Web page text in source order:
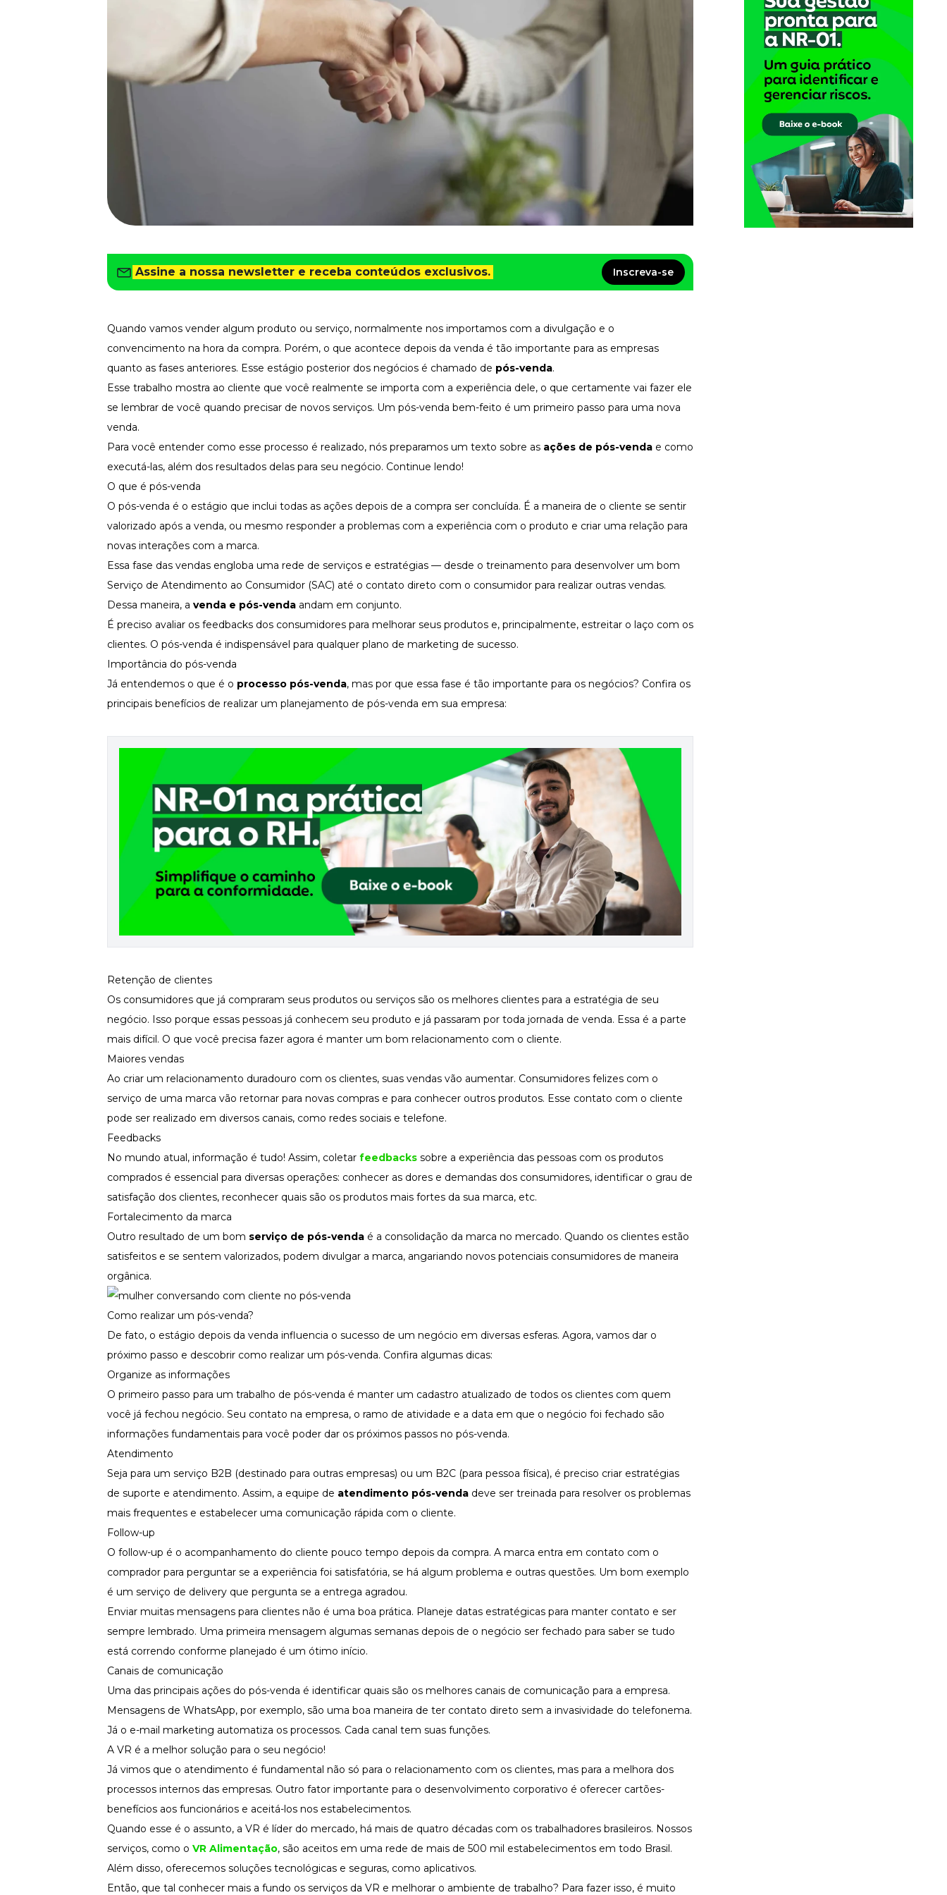
Saiba como gerenciar o seu dinheiro
Imprensa
VR na Imprensa
Todos os Cursos
Explore o nosso acervo
Departamento Pessoal
Para simplificar os processos
Eleve os resultados da organização
Gestão de Pessoas e Liderança
Capacitação com especialistas
Fortaleça a cultura organizacional
Treinamento de Produto
Materiais Gratuitos
Materiais Gratuitos
Todos os Materiais Gratuitos
Confira nossos materiais
Aprofunde seu conhecimento
Ferramentas e Templates
Infográfico
Conteúdo prático e rápido
Materiais centralizados
Newsletters
Assine a nossa newsletter e receba conteúdos exclusivos. Inscreva-se
Quando vamos vender algum produto ou serviço, normalmente nos importamos com a divulgação e o
convencimento na hora da compra. Porém, o que acontece depois da venda é tão importante para as empresas
quanto as fases anteriores. Esse estágio posterior dos negócios é chamado de pós-venda.
Esse trabalho mostra ao cliente que você realmente se importa com a experiência dele, o que certamente vai fazer ele
se lembrar de você quando precisar de novos serviços. Um pós-venda bem-feito é um primeiro passo para uma nova
venda.
Para você entender como esse processo é realizado, nós preparamos um texto sobre as ações de pós-venda e como
executá-las, além dos resultados delas para seu negócio. Continue lendo!
O que é pós-venda
O pós-venda é o estágio que inclui todas as ações depois de a compra ser concluída. É a maneira de o cliente se sentir
valorizado após a venda, ou mesmo responder a problemas com a experiência com o produto e criar uma relação para
novas interações com a marca.
Essa fase das vendas engloba uma rede de serviços e estratégias — desde o treinamento para desenvolver um bom
Serviço de Atendimento ao Consumidor (SAC) até o contato direto com o consumidor para realizar outras vendas.
Dessa maneira, a venda e pós-venda andam em conjunto.
É preciso avaliar os feedbacks dos consumidores para melhorar seus produtos e, principalmente, estreitar o laço com os
clientes. O pós-venda é indispensável para qualquer plano de marketing de sucesso.
Importância do pós-venda
Já entendemos o que é o processo pós-venda, mas por que essa fase é tão importante para os negócios? Confira os
principais benefícios de realizar um planejamento de pós-venda em sua empresa:
Retenção de clientes
Os consumidores que já compraram seus produtos ou serviços são os melhores clientes para a estratégia de seu
negócio. Isso porque essas pessoas já conhecem seu produto e já passaram por toda jornada de venda. Essa é a parte
mais difícil. O que você precisa fazer agora é manter um bom relacionamento com o cliente.
Maiores vendas
Ao criar um relacionamento duradouro com os clientes, suas vendas vão aumentar. Consumidores felizes com o
serviço de uma marca vão retornar para novas compras e para conhecer outros produtos. Esse contato com o cliente
pode ser realizado em diversos canais, como redes sociais e telefone.
Feedbacks
No mundo atual, informação é tudo! Assim, coletar feedbacks sobre a experiência das pessoas com os produtos
comprados é essencial para diversas operações: conhecer as dores e demandas dos consumidores, identificar o grau de
satisfação dos clientes, reconhecer quais são os produtos mais fortes da sua marca, etc.
Fortalecimento da marca
Outro resultado de um bom serviço de pós-venda é a consolidação da marca no mercado. Quando os clientes estão
satisfeitos e se sentem valorizados, podem divulgar a marca, angariando novos potenciais consumidores de maneira
orgânica.
Como realizar um pós-venda?
De fato, o estágio depois da venda influencia o sucesso de um negócio em diversas esferas. Agora, vamos dar o
próximo passo e descobrir como realizar um pós-venda. Confira algumas dicas:
Organize as informações
O primeiro passo para um trabalho de pós-venda é manter um cadastro atualizado de todos os clientes com quem
você já fechou negócio. Seu contato na empresa, o ramo de atividade e a data em que o negócio foi fechado são
informações fundamentais para você poder dar os próximos passos no pós-venda.
Atendimento
Seja para um serviço B2B (destinado para outras empresas) ou um B2C (para pessoa física), é preciso criar estratégias
de suporte e atendimento. Assim, a equipe de atendimento pós-venda deve ser treinada para resolver os problemas
mais frequentes e estabelecer uma comunicação rápida com o cliente.
Follow-up
O follow-up é o acompanhamento do cliente pouco tempo depois da compra. A marca entra em contato com o
comprador para perguntar se a experiência foi satisfatória, se há algum problema e outras questões. Um bom exemplo
é um serviço de delivery que pergunta se a entrega agradou.
Enviar muitas mensagens para clientes não é uma boa prática. Planeje datas estratégicas para manter contato e ser
sempre lembrado. Uma primeira mensagem algumas semanas depois de o negócio ser fechado para saber se tudo
está correndo conforme planejado é um ótimo início.
Canais de comunicação
Uma das principais ações do pós-venda é identificar quais são os melhores canais de comunicação para a empresa.
Mensagens de WhatsApp, por exemplo, são uma boa maneira de ter contato direto sem a invasividade do telefonema.
Já o e-mail marketing automatiza os processos. Cada canal tem suas funções.
A VR é a melhor solução para o seu negócio!
Já vimos que o atendimento é fundamental não só para o relacionamento com os clientes, mas para a melhora dos
processos internos das empresas. Outro fator importante para o desenvolvimento corporativo é oferecer cartões-
benefícios aos funcionários e aceitá-los nos estabelecimentos.
Quando esse é o assunto, a VR é líder do mercado, há mais de quatro décadas com os trabalhadores brasileiros. Nossos
serviços, como o VR Alimentação, são aceitos em uma rede de mais de 500 mil estabelecimentos em todo Brasil.
Além disso, oferecemos soluções tecnológicas e seguras, como aplicativos.
Então, que tal conhecer mais a fundo os serviços da VR e melhorar o ambiente de trabalho? Para fazer isso, é muito